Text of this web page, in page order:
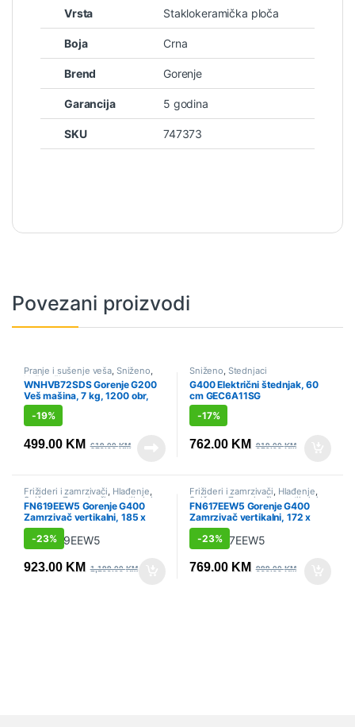
Vrsta Staklokeramička ploča
Boja Crna
Brend Gorenje
Garancija 5 godina
SKU 747373
Povezani proizvodi
Pranje i sušenje veša Sniženo
Veš mašine
WNHVB72SDS Gorenje G200
Veš mašina, 7 kg, 1200 obr,
Gorenje
-19%
499.00 KM 619.00KM
Sniženo Štednjaci
G400 Električni štednjak, 60
cm GEC6A11SG
-17%
762.00 KM 919.00KM
Frižideri i zamrzivači, Hlađenje,
Sniženo,Zamrzivači - vertikalni
FN619EEW5 Gorenje G400
Zamrzivač vertikalni, 185 x
59.5 x 66.3 cm
-23%
923.00 KM 1,199.00KM
Frižideri i zamrzivači, Hlađenje,
Sniženo,Zamrzivači - vertikalni
FN617EEW5 Gorenje G400
Zamrzivač vertikalni, 172 x
59.5 x 59 cm
-23%
769.00 KM 999.00KM